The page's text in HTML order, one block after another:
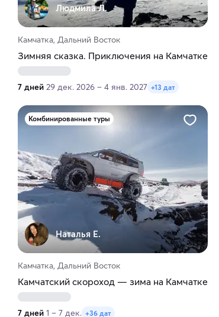
Людмила Л.
Камчатка, Дальний Восток
Зимняя сказка. Приключения на Камчатке
7 дней 29 дек. 2026 – 4 янв. 2027 +13 дат
Комбинированные туры
Наталья Е.
Камчатка, Дальний Восток
Камчатский скороход — зима на Камчатке
7 дней 1 – 7 дек. +36 дат